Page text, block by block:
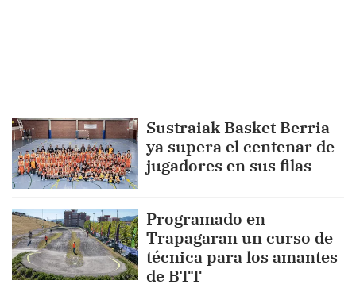
Sustraiak Basket Berria
ya supera el centenar de
jugadores en sus filas
Programado en
Trapagaran un curso de
técnica para los amantes
de BTT